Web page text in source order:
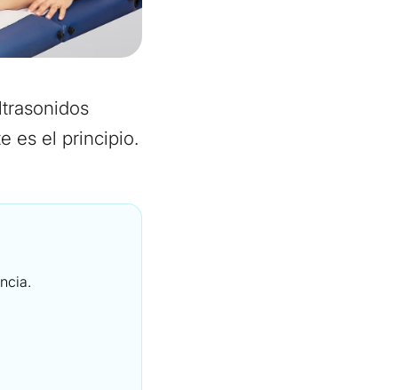
es el principio.